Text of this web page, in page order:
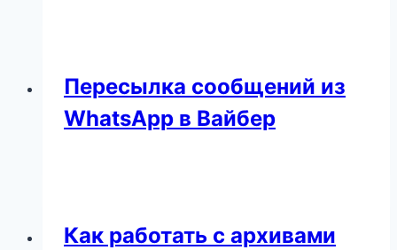
Пересылка сообщений из
WhatsApp в Вайбер
Как работать с архивами